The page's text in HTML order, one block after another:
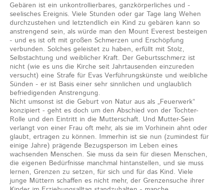
Gebären ist ein unkontrollierbares, ganzkörperliches und -
seelisches Ereignis. Viele Stunden oder gar Tage lang Wehen
durchzustehen und letztendlich ein Kind zu gebären kann so
anstrengend sein, als würde man den Mount Everest besteigen
- und es ist oft mit großen Schmerzen und Erschöpfung
verbunden. Solches geleistet zu haben, erfüllt mit Stolz,
Selbstachtung und weiblicher Kraft. Der Geburtsschmerz ist
nicht (wie es uns die Kirche seit Jahrtausenden einzureden
versucht) eine Strafe für Evas Verführungskünste und weibliche
Sünden - er ist Basis einer sehr sinnlichen und unglaublich
befriedigenden Anstrengung.
Nicht umsonst ist die Geburt von Natur aus als „Feuerwerk“
konzipiert - geht es doch um den Abschied von der Tochter-
Rolle und den Eintritt in die Mutterschaft. Und Mutter-Sein
verlangt von einer Frau oft mehr, als sie im Vorhinein ahnt oder
glaubt, ertragen zu können. Immerhin ist sie nun (zumindest für
einige Jahre) prägende Bezugsperson im Leben eines
wachsenden Menschen. Sie muss da sein für diesen Menschen,
die eigenen Bedürfnisse manchmal hintanstellen, und sie muss
lernen, Grenzen zu setzen, für sich und für das Kind. Viele
junge Müttern schaffen es nicht mehr, der Grenzensuche ihrer